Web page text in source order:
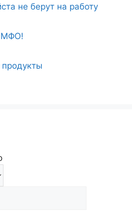
не берут на работу
МФО!